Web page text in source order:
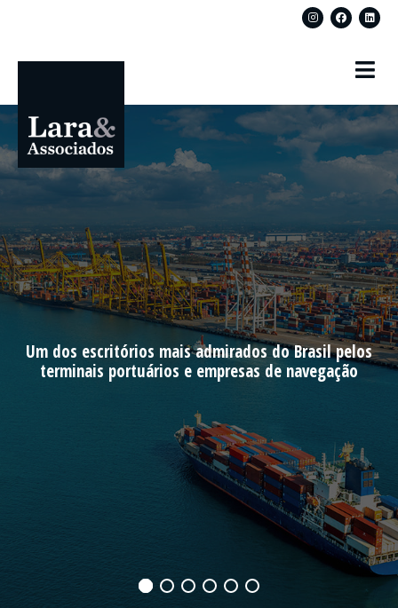
Um dos escritórios mais admirados do Brasil pelos
terminais portuários e empresas de navegação